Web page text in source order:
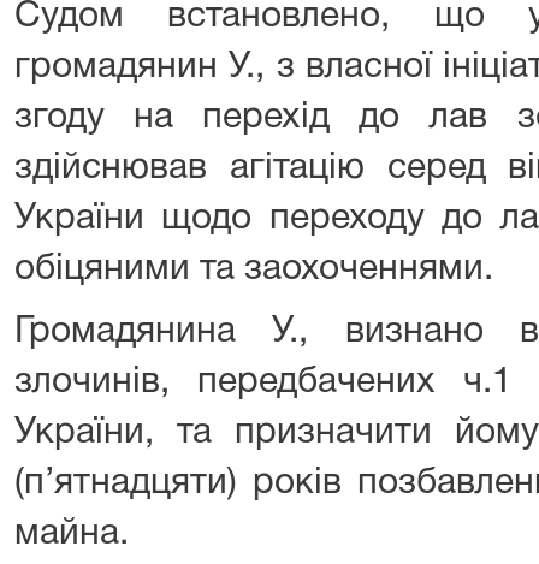
Судом встановлено, що
громадянин У., з власної
згоду на перехід до лав
здійснював агітацію серед
України щодо переходу до
обіцяними та заохоченнями.
Громадянина У., визнано
злочинів, передбачених
України, та призначити
(п’ятнадцяти) років
майна.